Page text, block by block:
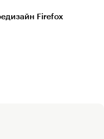
Firefox